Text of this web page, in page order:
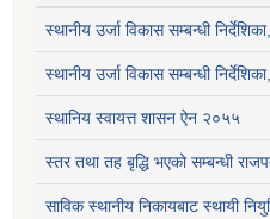
स्थानीय उर्जा विकास सम्बन्धी
स्थानीय उर्जा विकास सम्बन्धी
स्थानिय स्वायत्त शासन ऐन २०५५
स्तर तथा तह बृद्धि भएको सम्बन्धी
साविक स्थानीय निकायबाट स्थायी